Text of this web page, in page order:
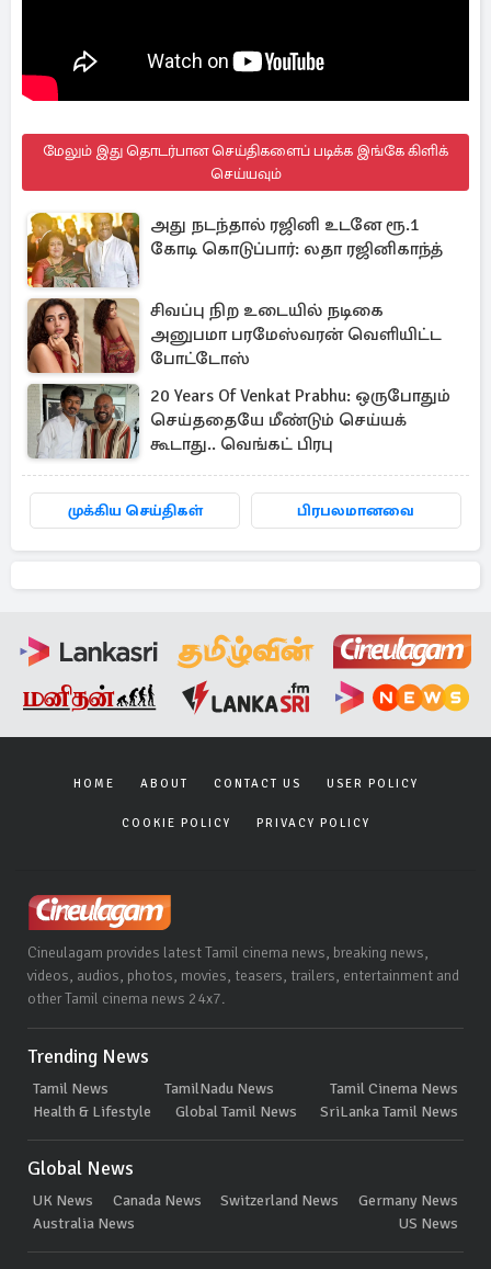
மேலும் இது தொடர்பான செய்திகளைப் படிக்க இங்கே கிளிக்
செய்யவும்
அது நடந்தால் ரஜினி உடனே ரூ.1
கோடி கொடுப்பார்: லதா ரஜினிகாந்த்
சிவப்பு நிற உடையில் நடிகை
அனுபமா பரமேஸ்வரன் வெளியிட்ட
போட்டோஸ்
20 Years Of Venkat Prabhu: ஒருபோதும்
செய்ததையே மீண்டும் செய்யக்
கூடாது.. வெங்கட் பிரபு
முக்கிய செய்திகள் பிரபலமானவை
HOME ABOUT CONTACT US USER POLICY
COOKIE POLICY PRIVACY POLICY
Cineulagam provides latest Tamil cinema news, breaking news,
videos, audios, photos, movies, teasers, trailers, entertainment and
other Tamil cinema news 24x7.
Trending News
Tamil News TamilNadu News
Tamil Cinema News
Health & Lifestyle
Global Tamil News SriLanka Tamil News
Global News
UK News Canada News Switzerland News
Germany News
Australia News
US News